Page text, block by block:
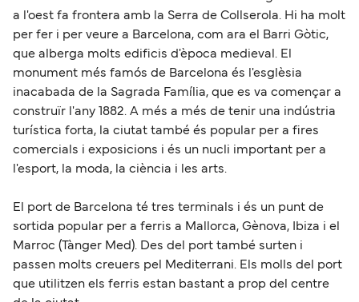
a l'oest fa frontera amb la Serra de Collserola. Hi ha molt
per fer i per veure a Barcelona, com ara el Barri Gòtic,
que alberga molts edificis d'època medieval. El
monument més famós de Barcelona és l'esglèsia
inacabada de la Sagrada Família, que es va començar a
construïr l'any 1882. A més a més de tenir una indústria
turística forta, la ciutat també és popular per a fires
comercials i exposicions i és un nucli important per a
l'esport, la moda, la ciència i les arts.
El port de Barcelona té tres terminals i és un punt de
sortida popular per a ferris a Mallorca, Gènova, Ibiza i el
Marroc (Tànger Med). Des del port també surten i
passen molts creuers pel Mediterrani. Els molls del port
que utilitzen els ferris estan bastant a prop del centre